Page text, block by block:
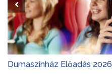
Dumaszínház Előadás 2026